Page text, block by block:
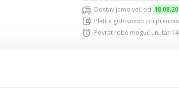
Dostavljamo već od
Platite gotovinom pri
Povrat robe moguć unutar